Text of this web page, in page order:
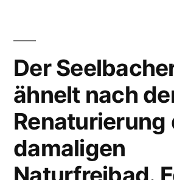
Der
ähnelt nach
Renaturierung
damaligen